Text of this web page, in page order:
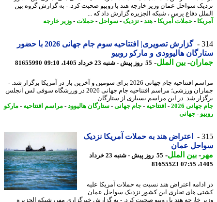
سواحل عمان وزیر خارجه هند با روبیو صحبت کرد. - به گزارش گروه بین
دفاع پرس ، شبکه الجزیره گزارش داد که ...
- حملات آمریکا- هند-نزدیک -سواحل-حملات-وزیر خارجه
گزارش تصویری| افتتاحیه سوم جام جهانی 2026 با حضور
هالیوودی و مارکو روبیو
- بین الملل-55 روز پیش - شنبه 23 خرداد 1405، 09:10 81655990
مراسم افتتاحیه جام جهانی 2026 برای سومین و آخرین بار در آمریکا برگزار شد. -
جماران ورزشی؛ مراسم افتتاحیه جام جهانی 2026 در ورزشگاه سوفی لس آنجلس
شد. در این مراسم بسیاری از ستارگان ...
2026
-افتتاحیه-جام جهانی-ستارگان هالیوود-مراسم افتتاحیه-مارکو
-جهانی
اعتراض هند به حملات آمریکا نزدیک
عمان
-بین الملل-
55 روز پیش - شنبه 23 خرداد
81655523
اعتراض هند نسبت به حملات آمریکا علیه
های تجاری این کشور نزدیک سواحل عمان
خارجه هند با روبیو صحبت کرد. - به گزارش خبرگزاری مهر، شبکه الجزیره